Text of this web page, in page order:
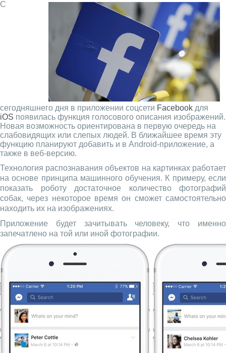
С
сегодняшнего дня в приложении соцсети Facebook для
iOS появилась функция голосового описания изображений.
Новая возможность ориентирована в первую очередь на
слабовидящих или слепых людей. В ближайшее время эту
функцию планируют добавить и в Android-приложение, а
также в веб-версию.
Технология распознавания объектов на картинках работает
на основе принципа машинного обучения. К примеру, если
показать роботу достаточное количество фотографий
собак, через некоторое время он сможет самостоятельно
находить их на изображениях.
Приложение будет зачитывать человеку, что именно
запечатлено на той или иной фотографии.